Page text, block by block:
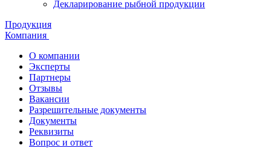
Декларирование рыбной продукции
Продукция
Компания
О компании
Эксперты
Партнеры
Отзывы
Вакансии
Разрешительные документы
Документы
Реквизиты
Вопрос и ответ